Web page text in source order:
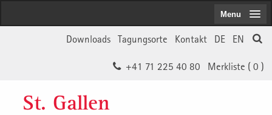
EN
DE
Kontakt
Tagungsorte
Downloads
Merkliste ( 0 )
+41 71 225 40 80
St. Gallen
Menu